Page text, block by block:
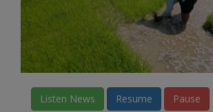
Listen News Resume Pause